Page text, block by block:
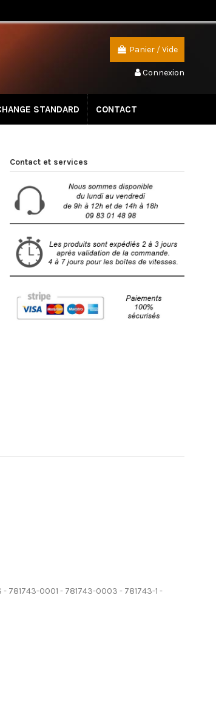
Panier /Vide
Connexion
STANDARD CONTACT
Contact et services
781743-0001 - 781743-0003 - 781743-1 -